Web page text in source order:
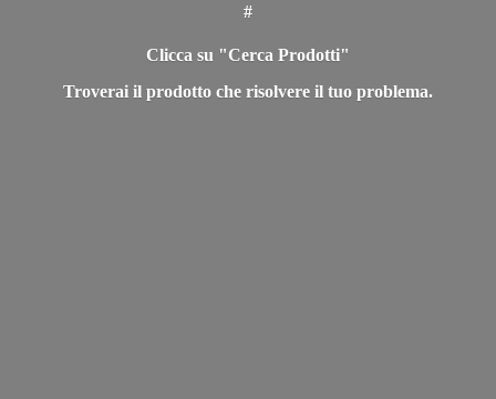
#
Clicca su "Cerca Prodotti"
Troverai il prodotto che risolvere il tuo problema.